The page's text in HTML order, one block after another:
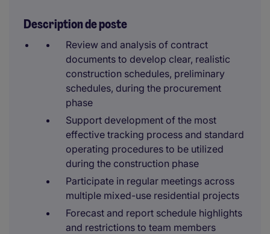
Description de poste
Review and analysis of contract
documents to develop clear, realistic
construction schedules, preliminary
schedules, during the procurement
phase
Support development of the most
effective tracking process and standard
operating procedures to be utilized
during the construction phase
Participate in regular meetings across
multiple mixed-use residential projects
Forecast and report schedule highlights
and restrictions to team members